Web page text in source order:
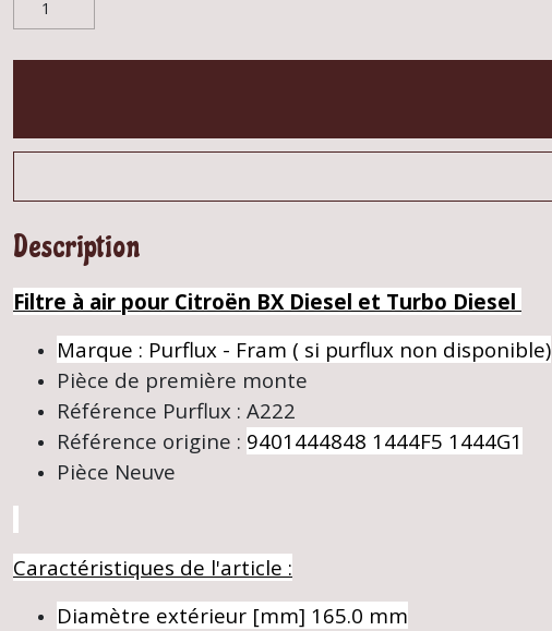
Description
Filtre à air pour Citroën BX Diesel et Turbo Diesel
Marque : Purflux - Fram ( si purflux non disponible)
Pièce de première monte
Référence Purflux : A222
Référence origine : 9401444848 1444F5 1444G1
Pièce Neuve
Caractéristiques de l'article :
Diamètre extérieur [mm] 165.0 mm